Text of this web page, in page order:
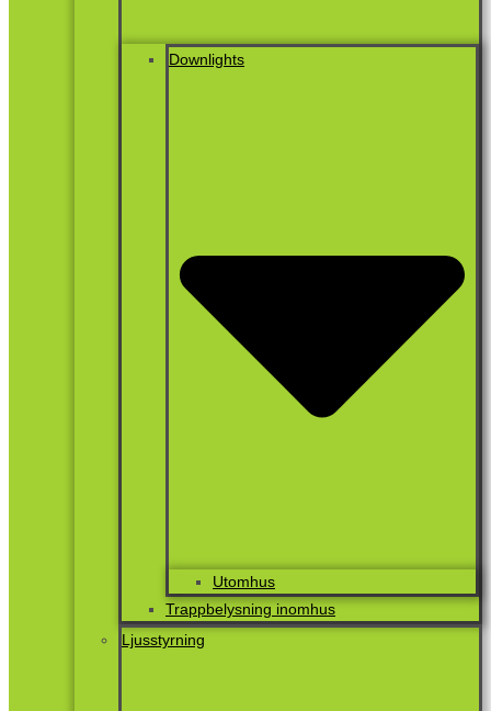
Downlights
Utomhus
Trappbelysning inomhus
Ljusstyrning